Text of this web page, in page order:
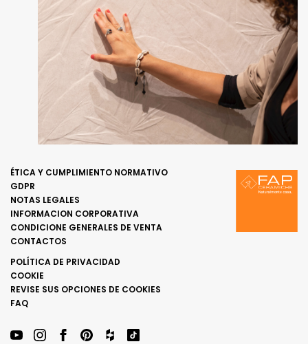
ÉTICA Y CUMPLIMIENTO NORMATIVO
GDPR
NOTAS LEGALES
INFORMACION CORPORATIVA
CONDICIONE GENERALES DE VENTA
CONTACTOS
POLÍTICA DE PRIVACIDAD
COOKIE
REVISE SUS OPCIONES DE COOKIES
FAQ